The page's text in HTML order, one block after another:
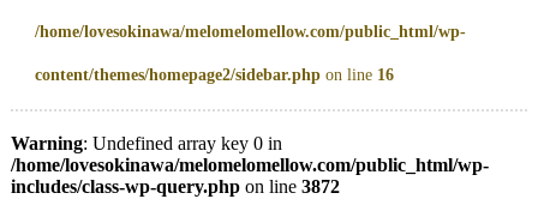
/home/lovesokinawa/melomelomellow.com/public_html/wp-
content/themes/homepage2/sidebar.phpon line 16
Warning: Undefined array key 0 in
/home/lovesokinawa/melomelomellow.com/public_html/wp-
includes/class-wp-query.phpon line 3872